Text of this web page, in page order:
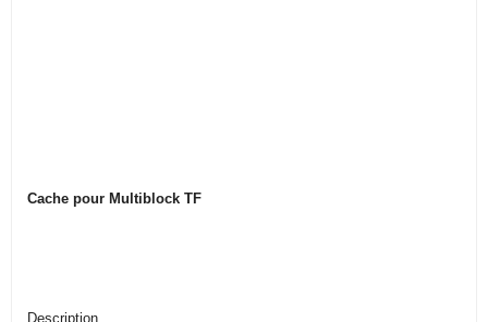
Cache pour Multiblock TF
Description